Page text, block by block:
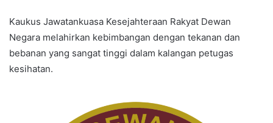
Kaukus Jawatankuasa Kesejahteraan Rakyat Dewan
Negara melahirkan kebimbangan dengan tekanan dan
bebanan yang sangat tinggi dalam kalangan petugas
kesihatan.